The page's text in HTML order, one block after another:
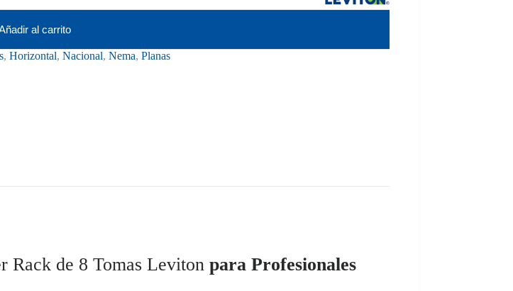
al carrito
, Horizontal, Nacional, Nema, Planas
Rack de 8 Tomas Leviton para Profesionales